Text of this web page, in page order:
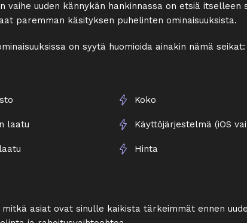
vaihe uuden kännykän hankinnassa on etsiä
paremman käsityksen puhelinten ominaisuuksista.
on syytä huomioida ainakin nämä seikat:
laatu
Koko
Käyttöjärjestelmä (iOS
Hinta
mitkä asiat ovat sinulle kaikista tärkeimmät ennen